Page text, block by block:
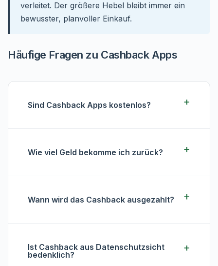
verleitet. Der größere Hebel bleibt immer ein
bewusster, planvoller Einkauf.
Häufige Fragen zu Cashback Apps
Sind Cashback Apps kostenlos?
Wie viel Geld bekomme ich zurück?
Wann wird das Cashback ausgezahlt?
Ist Cashback aus Datenschutzsicht
bedenklich?